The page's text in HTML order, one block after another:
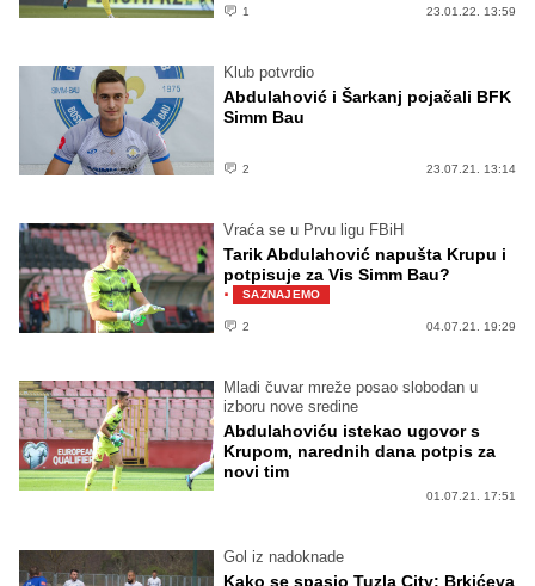
1 23.01.22. 13:59
Klub potvrdio
Abdulahović i Šarkanj pojačali BFK
Simm Bau
2 23.07.21. 13:14
Vraća se u Prvu ligu FBiH
Tarik Abdulahović napušta Krupu i
potpisuje za Vis Simm Bau?
· SAZNAJEMO
2 04.07.21. 19:29
Mladi čuvar mreže posao slobodan u
izboru nove sredine
Abdulahoviću istekao ugovor s
Krupom, narednih dana potpis za
novi tim
01.07.21. 17:51
Gol iz nadoknade
Kako se spasio Tuzla City: Brkićeva